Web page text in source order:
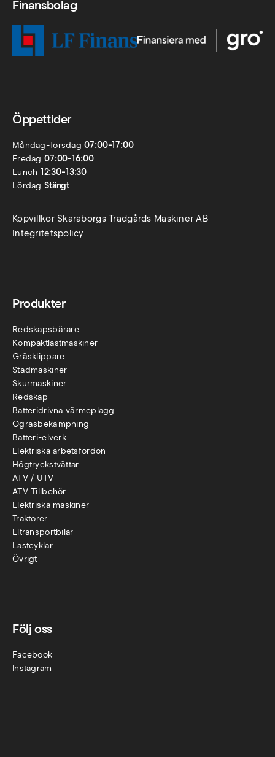
Finansbolag
Öppettider
Måndag-Torsdag07:00-17:00
Fredag 07:00-16:00
Lunch 12:30-13:30
Lördag Stängt
Köpvillkor Skaraborgs Trädgårds Maskiner AB
Integritetspolicy
Produkter
Redskapsbärare
Kompaktlastmaskiner
Gräsklippare
Städmaskiner
Skurmaskiner
Redskap
Batteridrivna värmeplagg
Ogräsbekämpning
Batteri-elverk
Elektriska arbetsfordon
Högtryckstvättar
ATV / UTV
ATV Tillbehör
Elektriska maskiner
Traktorer
Eltransportbilar
Lastcyklar
Övrigt
Följ oss
Facebook
Instagram